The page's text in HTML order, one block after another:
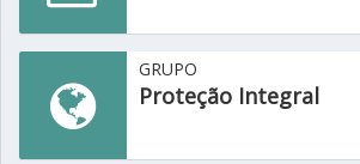
GRUPO
Proteção Integral